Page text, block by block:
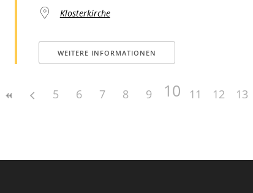
Klosterkirche
WEITERE INFORMATIONEN
5 6 7 8 9 10 11 12 13